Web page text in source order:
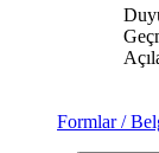
Formlar /